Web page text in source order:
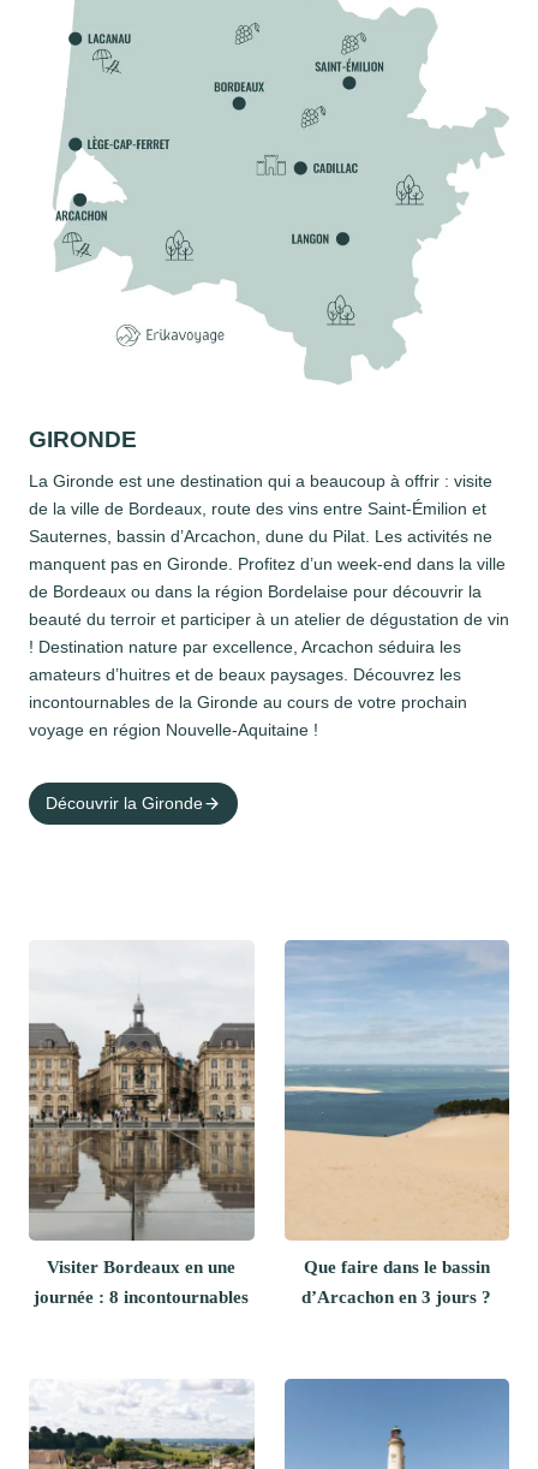
GIRONDE
La Gironde est une destination qui a beaucoup à offrir : visite
de la ville de Bordeaux, route des vins entre Saint-Émilion et
Sauternes, bassin d’Arcachon, dune du Pilat. Les activités ne
manquent pas en Gironde. Profitez d’un week-end dans la ville
de Bordeaux ou dans la région Bordelaise pour découvrir la
beauté du terroir et participer à un atelier de dégustation de vin
! Destination nature par excellence, Arcachon séduira les
amateurs d’huitres et de beaux paysages. Découvrez les
incontournables de la Gironde au cours de votre prochain
voyage en région Nouvelle-Aquitaine !
Découvrir la Gironde
Visiter Bordeaux en une
journée : 8 incontournables
Que faire dans le bassin
d’Arcachon en 3 jours ?